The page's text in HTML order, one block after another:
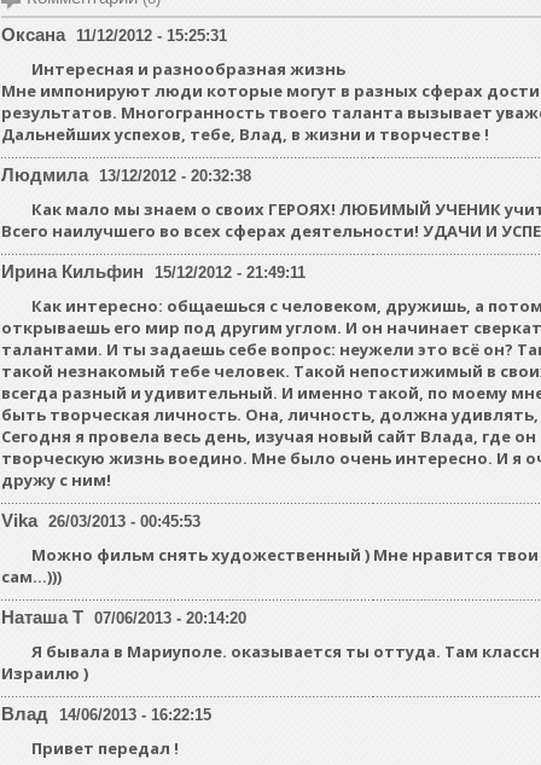
Оксана 11/12/2012 - 15:25:31
Интересная и разнообразная жизнь
Мне импонируют люди которые могут в разных сферах
результатов. Многогранность твоего таланта вызывает
Дальнейших успехов, тебе, Влад, в жизни и творчестве !
Людмила 13/12/2012 - 20:32:38
Как мало мы знаем о своих ГЕРОЯХ! ЛЮБИМЫЙ УЧЕНИК
Всего наилучшего во всех сферах деятельности! УДАЧИ И
Ирина Кильфин 15/12/2012 - 21:49:11
Как интересно: общаешься с человеком, дружишь, а
открываешь его мир под другим углом. И он начинает
талантами. И ты задаешь себе вопрос: неужели это всё он?
такой незнакомый тебе человек. Такой непостижимый в
всегда разный и удивительный. И именно такой, по моему
быть творческая личность. Она, личность, должна
Сегодня я провела весь день, изучая новый сайт Влада, где
творческую жизнь воедино. Мне было очень интересно. И я
дружу с ним!
Vika 26/03/2013 - 00:45:53
Можно фильм снять художественный ) Мне нравится
сам…)))
Наташа Т 07/06/2013 - 20:14:20
Я бывала в Мариуполе. оказывается ты оттуда. Там
Израилю )
Влад 14/06/2013 - 16:22:15
Привет передал !